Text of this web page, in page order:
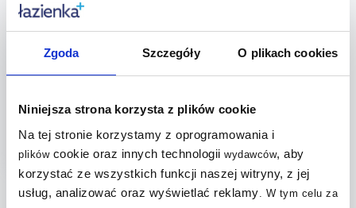
Zgoda Szczegóły O plikach cookies
Niniejsza strona korzysta z plików cookie
Na tej stronie korzystamy z oprogramowania i
plikówcookie oraz innych technologii wydawców, aby
korzystać ze wszystkich funkcji naszej witryny, z jej
usług, analizować oraz wyświetlać reklamy
W tym celu za
Stella uchwyt na papier
toaletowy chrom 07.446
(5)
Do koszyka
Dodaj do